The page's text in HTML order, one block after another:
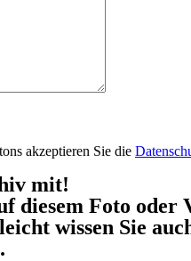
akzeptieren Sie die
mit!
diesem Foto
wissen Sie